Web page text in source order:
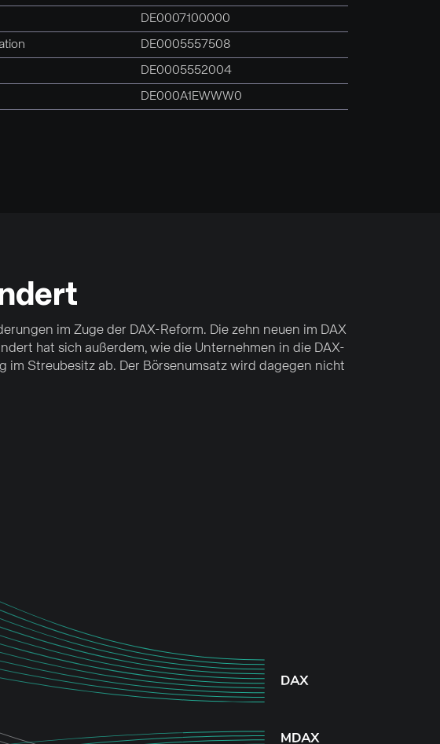
DE0007100000
DE0005557508
DE0005552004
DE000A1EWWW0
im Zuge der DAX-Reform. Die zehn neuen im DAX
hat sich außerdem, wie die Unternehmen in die DAX-
im Streubesitz ab. Der Börsenumsatz wird dagegen nicht